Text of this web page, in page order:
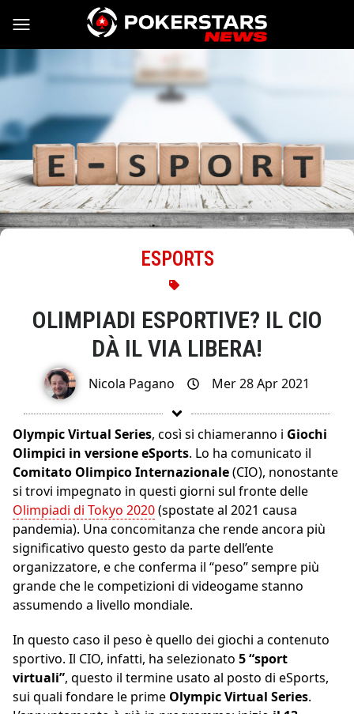
Vai al contenuto
ESPORTS
OLIMPIADI ESPORTIVE? IL CIO
DÀ IL VIA LIBERA!
Nicola Pagano Mer 28 Apr 2021
Olympic Virtual Series, così si chiameranno i Giochi
Olimpici in versione eSports. Lo ha comunicato il
Comitato Olimpico Internazionale(CIO), nonostante
si trovi impegnato in questi giorni sul fronte delle
Olimpiadi di Tokyo 2020(spostate al 2021 causa
pandemia). Una concomitanza che rende ancora più
significativo questo gesto da parte dell’ente
organizzatore, e che conferma il “peso” sempre più
grande che le competizioni di videogame stanno
assumendo a livello mondiale.
In questo caso il peso è quello dei giochi a contenuto
sportivo. Il CIO, infatti, ha selezionato 5 “sport
virtuali”, questo il termine usato al posto di eSports,
sui quali fondare le prime Olympic Virtual Series.